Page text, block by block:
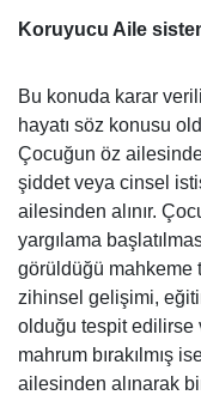
Koruyucu Aile
Bu konuda karar
hayatı söz konusu
Çocuğun öz
şiddet veya cinsel
ailesinden alınır.
yargılama
görüldüğü mahkeme
zihinsel gelişimi,
olduğu tespit edilirse
mahrum bırakılmış
ailesinden alınarak